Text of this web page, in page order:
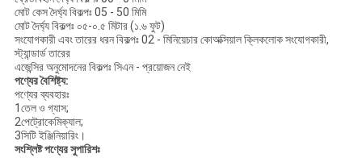
মোট কেস দৈর্ঘ্য বিকল্পঃ 05 - 50 মিমি
মোট দৈর্ঘ্য বিকল্পঃ ০৫-০.৫ মিটার (১.৬ ফুট)
সংযোগকারী এবং তারের ধরন বিকল্পঃ 02 - মিনিয়েচার কোঅক্সিয়াল ক্লিকলোক সংযোগকারী,
স্ট্যান্ডার্ড তারের
এজেন্সির অনুমোদনের বিকল্পঃ সিএন - প্রয়োজন নেই
পণ্যের বৈশিষ্ট্য:
পণ্যের ব্যবহারঃ
1তেল ও গ্যাস;
2পেট্রোকেমিক্যাল;
3সিটি ইঞ্জিনিয়ারিং।
সংশ্লিষ্ট পণ্যের সুপারিশঃ